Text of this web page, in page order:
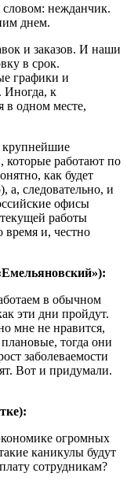
нежданчик.
днем.
и заказов. И наши
в срок.
графики и
Иногда, к
в одном месте,
работают по
как будет
а, следовательно, и
офисы
работы
время и, честно
в обычном
эти дни пройдут.
мне не нравится,
тогда они
заболеваемости
Вот и придумали.
огромных
каникулы будут
сотрудникам?